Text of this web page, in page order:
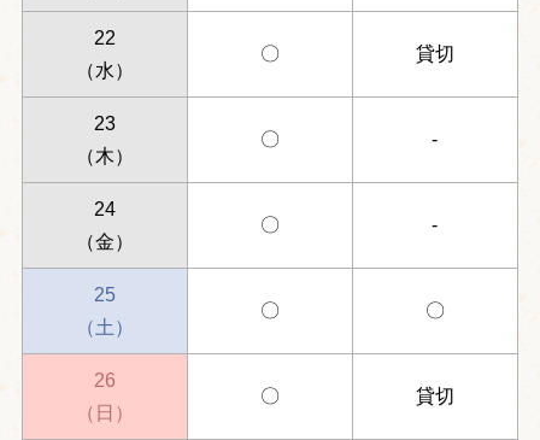
22
（水）
〇 貸切
23
（木）
〇 -
24
（金）
〇 -
25
（土）
〇 〇
26
（日）
〇 貸切